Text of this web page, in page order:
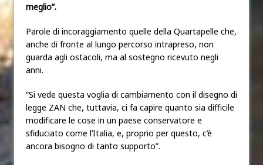
meglio”.
Parole di incoraggiamento quelle della Quartapelle che,
anche di fronte al lungo percorso intrapreso, non
guarda agli ostacoli, ma al sostegno ricevuto negli
anni.
“Si vede questa voglia di cambiamento con il disegno di
legge ZAN che, tuttavia, ci fa capire quanto sia difficile
modificare le cose in un paese conservatore e
sfiduciato come l’Italia, e, proprio per questo, c’è
ancora bisogno di tanto supporto”.